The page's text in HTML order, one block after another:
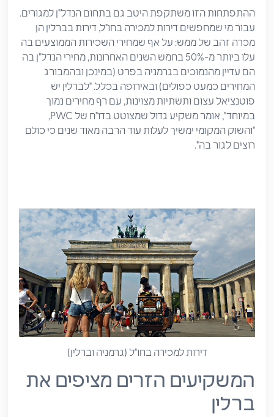
ההתפתחות הזו משתקפת היטב גם בתחום הנדל"ן למגורים.
עבור מי שמחפשים דירות למכירה בחו"ל, דירות בברלין הן
מכרה זהב של ממש: על אף שמחירי השכירות הממוצעים בה
עלו ביותר מ-50% בחמש השנים האחרונות, מחירי הנדל"ן בה
הם עדיין מהנמוכים בגרמניה בפרט (במינכן ובהמבורג
המחירים כמעט כפולים) ובאירופה בכלל. "לברלין יש
פוטנציאל עצום ותשתיות מצוינות, עם רף מחירים נמוך
במיוחד", אומר משקיע גדול שמצוטט בדו"ח של PWC,
"והשוק המקומי ימשיך לעלות עוד הרבה מאוד שנים כי כולם
רוצים לגור בה".
דירות למכירה בחו"ל (גרמניה וברלין)
המשקיעים הזרים מציפים את
ברלין